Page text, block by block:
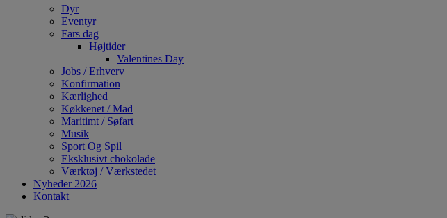
Dyr
Eventyr
Fars dag
Højtider
Valentines Day
Jobs / Erhverv
Konfirmation
Kærlighed
Køkkenet / Mad
Maritimt / Søfart
Musik
Sport Og Spil
Eksklusivt chokolade
Værktøj / Værkstedet
Nyheder 2026
Kontakt